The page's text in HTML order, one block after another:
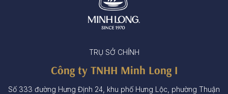
TRỤ SỞ CHÍNH
Công ty TNHH Minh Long I
Số 333 đường Hưng Định 24, khu phố Hưng Lộc, phường Thuận